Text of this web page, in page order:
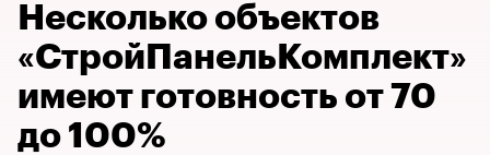
Несколько объектов
«СтройПанельКомплект»
имеют готовность от 70
до 100%